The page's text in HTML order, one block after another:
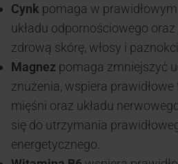
Cynk pomaga w
układu odpornościowego
zdrową skórę, włosy i
Magnez pomaga zmniejszyć
znużenia, wspiera
mięśni oraz układu
się do utrzymania
energetycznego.